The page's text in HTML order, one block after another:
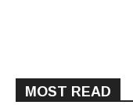
MOST READ